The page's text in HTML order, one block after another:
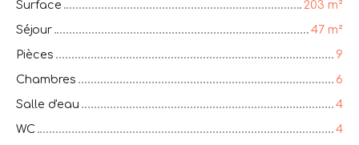
Surface
203 m²
Séjour
47 m²
Pièces
9
Chambres
6
Salle d'eau
4
WC
4